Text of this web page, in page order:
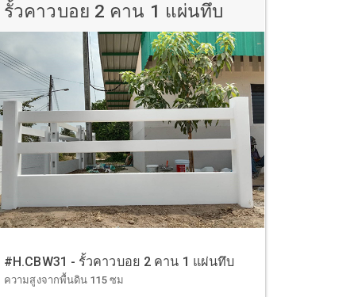
รั้วคาวบอย 2 คาน 1 แผ่นทึบ
#H.CBW31 - รั้วคาวบอย 2 คาน 1 แผ่นทึบ
ความสูงจากพื้นดิน 115 ซม